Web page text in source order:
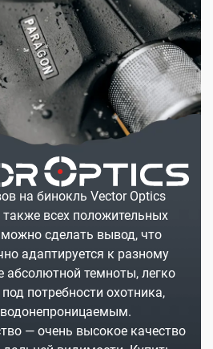
на бинокль Vector Optics
также всех положительных
можно сделать вывод, что
адаптируется к разному
темноты, легко
потребности охотника,
водонепроницаемым.
— очень высокое качество